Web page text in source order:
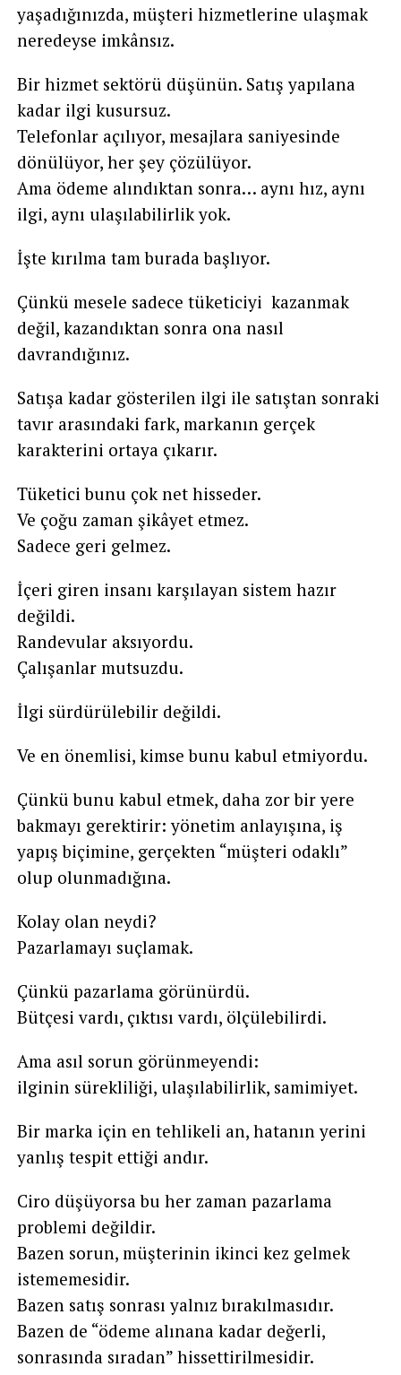
yaşadığınızda, müşteri hizmetlerine ulaşmak
neredeyse imkânsız.
Bir hizmet sektörü düşünün. Satış yapılana
kadar ilgi kusursuz.
Telefonlar açılıyor, mesajlara saniyesinde
dönülüyor, her şey çözülüyor.
Ama ödeme alındıktan sonra… aynı hız, aynı
ilgi, aynı ulaşılabilirlik yok.
İşte kırılma tam burada başlıyor.
Çünkü mesele sadece tüketiciyi kazanmak
değil, kazandıktan sonra ona nasıl
davrandığınız.
Satışa kadar gösterilen ilgi ile satıştan sonraki
tavır arasındaki fark, markanın gerçek
karakterini ortaya çıkarır.
Tüketici bunu çok net hisseder.
Ve çoğu zaman şikâyet etmez.
Sadece geri gelmez.
İçeri giren insanı karşılayan sistem hazır
değildi.
Randevular aksıyordu.
Çalışanlar mutsuzdu.
İlgi sürdürülebilir değildi.
Ve en önemlisi, kimse bunu kabul etmiyordu.
Çünkü bunu kabul etmek, daha zor bir yere
bakmayı gerektirir: yönetim anlayışına, iş
yapış biçimine, gerçekten “müşteri odaklı”
olup olunmadığına.
Kolay olan neydi?
Pazarlamayı suçlamak.
Çünkü pazarlama görünürdü.
Bütçesi vardı, çıktısı vardı, ölçülebilirdi.
Ama asıl sorun görünmeyendi:
ilginin sürekliliği, ulaşılabilirlik, samimiyet.
Bir marka için en tehlikeli an, hatanın yerini
yanlış tespit ettiği andır.
Ciro düşüyorsa bu her zaman pazarlama
problemi değildir.
Bazen sorun, müşterinin ikinci kez gelmek
istememesidir.
Bazen satış sonrası yalnız bırakılmasıdır.
Bazen de “ödeme alınana kadar değerli,
sonrasında sıradan” hissettirilmesidir.